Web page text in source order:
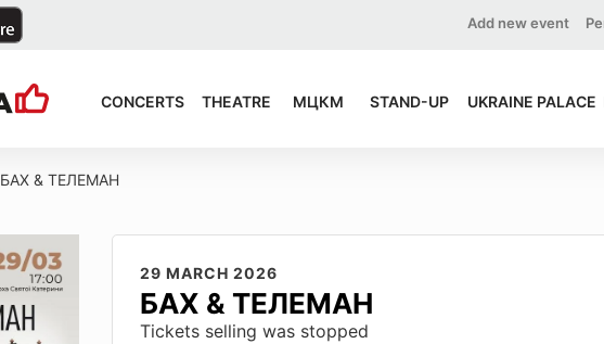
Add new event
CONCERTS THEATRE МЦКМ STAND-UP UKRAINE PALACE
БАХ & ТЕЛЕМАН
29 MARCH 2026
БАХ & ТЕЛЕМАН
Tickets selling was stopped